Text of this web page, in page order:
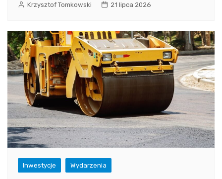
Krzysztof Tomkowski 21 lipca 2026
Inwestycje Wydarzenia